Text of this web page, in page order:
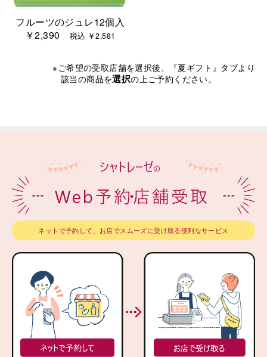
フルーツのジュレ12個入
￥2,390
税込 ￥2,581
※ご希望の受取店舗を選択後、『夏ギフト』タブより
該当の商品を選択の上ご予約ください。
ネットで予約して、お店でスムーズに受け取る便利なサービス